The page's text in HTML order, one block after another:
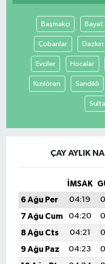
Başmakçı Bayat
Çobanlar Dazkırı
Evciler Hocalar
Kızılören Sandıklı
ÇAY AYLIK
İMSAK
6 Ağu Per
04:19
7 Ağu Cum
04:20
8 Ağu Cts
04:21
9 Ağu Paz
04:23
Kepsut
KÜLTÜR-SANAT
MAGAZİN
OTOMOTİV
Resmi İlanlar
SAĞLIK
Savaştepe